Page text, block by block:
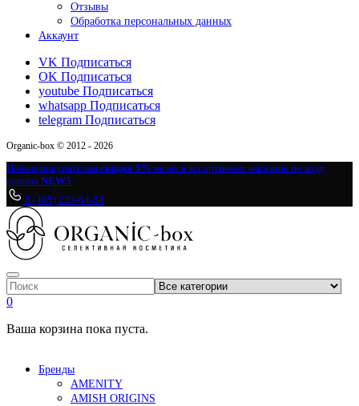
Отзывы
Обработка персональных данных
Аккаунт
VK Подписаться
OK Подписаться
youtube Подписаться
whatsapp Подписаться
telegram Подписаться
Organic-box © 2012 - 2026
Новым покупателям скидка 5% на весь ассортимент магазина по коду
купона NEW5
8 (495) 233-64-54
0
Ваша корзина пока пуста.
Бренды
AMENITY
AMISH ORIGINS